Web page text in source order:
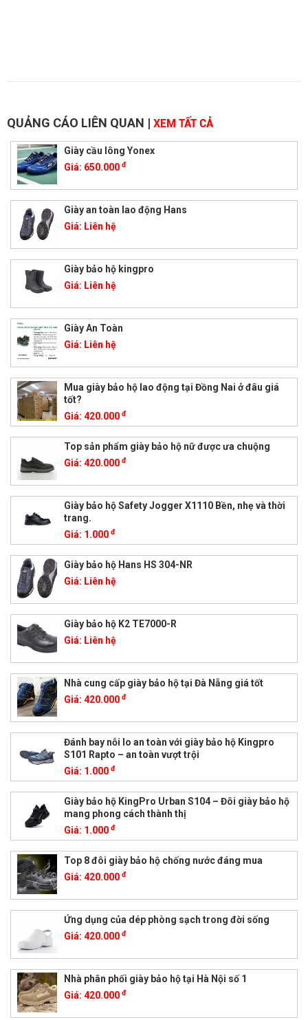
QUẢNG CÁO LIÊN QUAN | XEM TẤT CẢ
Giày cầu lông Yonex
Giá: 650.000 đ
Giày an toàn lao động Hans
Giá: Liên hệ
Giày bảo hộ kingpro
Giá: Liên hệ
Giày An Toàn
Giá: Liên hệ
Mua giày bảo hộ lao động tại Đồng Nai ở đâu giá
tốt?
Giá: 420.000 đ
Top sản phẩm giày bảo hộ nữ được ưa chuộng
Giá: 420.000 đ
Giày bảo hộ Safety Jogger X1110 Bền, nhẹ và thời
trang.
Giá: 1.000 đ
Giày bảo hộ Hans HS 304-NR
Giá: Liên hệ
Giày bảo hộ K2 TE7000-R
Giá: Liên hệ
Nhà cung cấp giày bảo hộ tại Đà Nẵng giá tốt
Giá: 420.000 đ
Đánh bay nỗi lo an toàn với giày bảo hộ Kingpro
S101 Rapto – an toàn vượt trội
Giá: 1.000 đ
Giày bảo hộ KingPro Urban S104 – Đôi giày bảo hộ
mang phong cách thành thị
Giá: 1.000 đ
Top 8 đôi giày bảo hộ chống nước đáng mua
Giá: 420.000 đ
Ứng dụng của dép phòng sạch trong đời sống
Giá: 420.000 đ
Nhà phân phối giày bảo hộ tại Hà Nội số 1
Giá: 420.000 đ